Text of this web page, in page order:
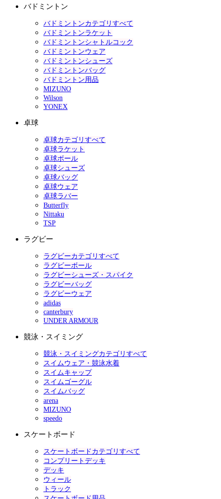
バドミントン
バドミントンカテゴリすべて
バドミントンラケット
バドミントンシャトルコック
バドミントンウェア
バドミントンシューズ
バドミントンバッグ
バドミントン用品
MIZUNO
Wilson
YONEX
卓球
卓球カテゴリすべて
卓球ラケット
卓球ボール
卓球シューズ
卓球バッグ
卓球ウェア
卓球ラバー
Butterfly
Nittaku
TSP
ラグビー
ラグビーカテゴリすべて
ラグビーボール
ラグビーシューズ・スパイク
ラグビーバッグ
ラグビーウェア
adidas
canterbury
UNDER ARMOUR
競泳・スイミング
競泳・スイミングカテゴリすべて
スイムウェア・競泳水着
スイムキャップ
スイムゴーグル
スイムバッグ
arena
MIZUNO
speedo
スケートボード
スケートボードカテゴリすべて
コンプリートデッキ
デッキ
ウィール
トラック